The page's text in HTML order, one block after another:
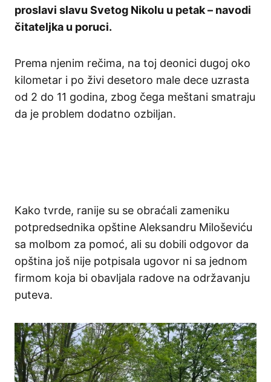
proslavi slavu Svetog Nikolu u petak – navodi
čitateljka u poruci.
Prema njenim rečima, na toj deonici dugoj oko
kilometar i po živi desetoro male dece uzrasta
od 2 do 11 godina, zbog čega meštani smatraju
da je problem dodatno ozbiljan.
Kako tvrde, ranije su se obraćali zameniku
potpredsednika opštine Aleksandru Miloševiću
sa molbom za pomoć, ali su dobili odgovor da
opština još nije potpisala ugovor ni sa jednom
firmom koja bi obavljala radove na održavanju
puteva.